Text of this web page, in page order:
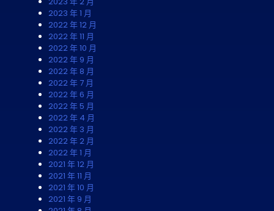
2023 年 1 月
2022 年 12 月
2022 年 11 月
2022 年 10 月
2022 年 9 月
2022 年 8 月
2022 年 7 月
2022 年 6 月
2022 年 5 月
2022 年 4 月
2022 年 3 月
2022 年 2 月
2022 年 1 月
2021 年 12 月
2021 年 11 月
2021 年 10 月
2021 年 9 月